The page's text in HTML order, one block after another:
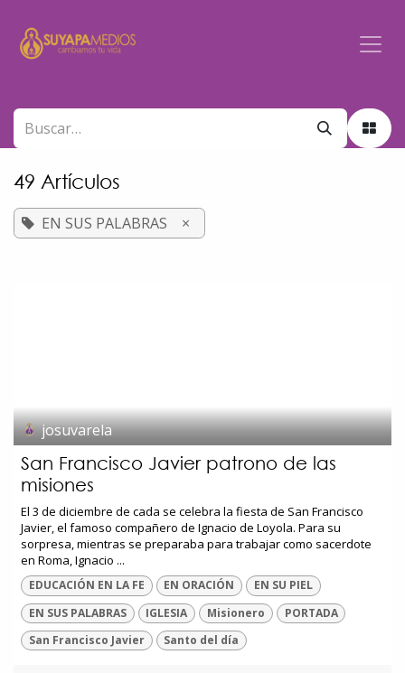
49 Artículos
EN SUS PALABRAS ×
josuvarela
San Francisco Javier patrono de las
misiones
El 3 de diciembre de cada se celebra la fiesta de San Francisco
Javier, el famoso compañero de Ignacio de Loyola. Para su
sorpresa, mientras se preparaba para trabajar como sacerdote
en Roma, Ignacio ...
EDUCACIÓN EN LA FE EN ORACIÓN
EN SU PIEL
EN SUS PALABRAS
IGLESIA Misionero
PORTADA
San Francisco Javier
Santo del día